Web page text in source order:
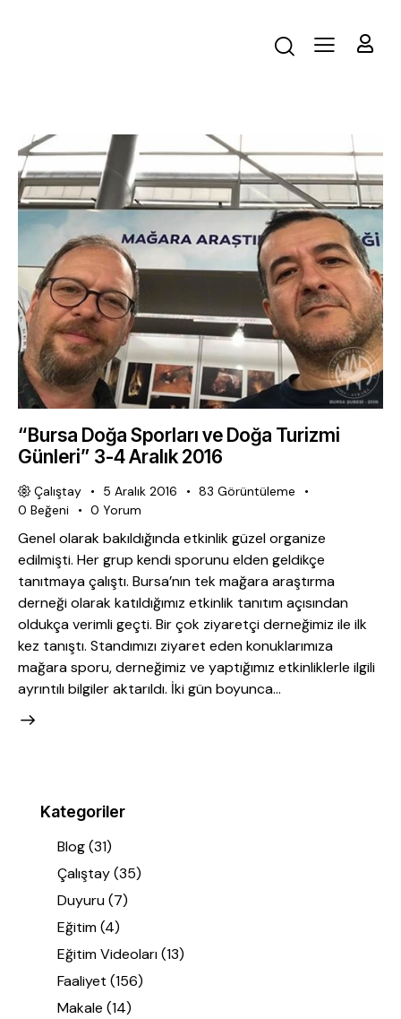
“Bursa Doğa Sporları ve Doğa Turizmi
Günleri” 3-4 Aralık 2016
Çalıştay 5 Aralık 2016 83 Görüntüleme
0 Beğeni 0 Yorum
Genel olarak bakıldığında etkinlik güzel organize
edilmişti. Her grup kendi sporunu elden geldikçe
tanıtmaya çalıştı. Bursa’nın tek mağara araştırma
derneği olarak katıldığımız etkinlik tanıtım açısından
oldukça verimli geçti. Bir çok ziyaretçi derneğimiz ile ilk
kez tanıştı. Standımızı ziyaret eden konuklarımıza
mağara sporu, derneğimiz ve yaptığımız etkinliklerle ilgili
ayrıntılı bilgiler aktarıldı. İki gün boyunca…
Kategoriler
Blog(31)
Çalıştay(35)
Duyuru(7)
Eğitim(4)
Eğitim Videoları(13)
Faaliyet (156)
Makale (14)